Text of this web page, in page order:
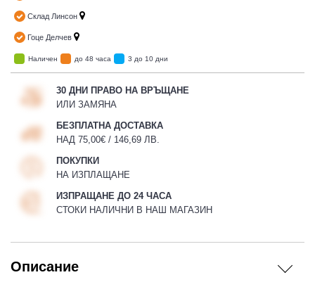
ЕКИПИРОВКА
Склад Линсон
Гоце Делчев
Наличен до 48 часа 3 до 10 дни
30 ДНИ ПРАВО НА ВРЪЩАНЕ
ИЛИ ЗАМЯНА
БЕЗПЛАТНА ДОСТАВКА
НАД 75,00€ / 146,69 ЛВ.
ПОКУПКИ
НА ИЗПЛАЩАНЕ
ИЗПРАЩАНЕ ДО 24 ЧАСА
СТОКИ НАЛИЧНИ В НАШ МАГАЗИН
Описание